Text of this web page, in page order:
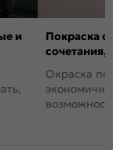
и
Покраска
сочетания,
Окраска